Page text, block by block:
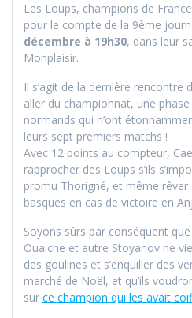
Les Loups, champions de
pour le compte de la 9ème
décembre à 19h30, dans leur
Monplaisir.
Il s’agit de la dernière rencontre
aller du championnat, une
normands qui n’ont
leurs sept premiers matchs !
Avec 12 points au compteur,
rapprocher des Loups s’ils
promu Thorigné, et même rêver
basques en cas de victoire en
Soyons sûrs par conséquent
Ouaiche et autre Stoyanov ne
des goulines et s’enquiller des
marché de Noël, et qu’ils
sur ce champion qui les avait